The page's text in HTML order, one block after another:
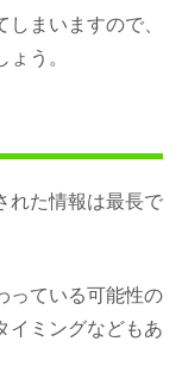
まいますので、
う。
れた情報は最長で
っている可能性の
イミングなどもあ